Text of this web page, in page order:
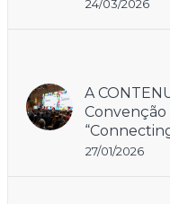
24/03/2026
A
Convenção
27/01/2026